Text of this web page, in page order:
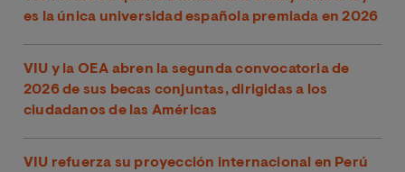
es la única universidad española premiada en 2026
VIU y la OEA abren la segunda convocatoria de
2026 de sus becas conjuntas, dirigidas a los
ciudadanos de las Américas
VIU refuerza su proyección internacional en Perú